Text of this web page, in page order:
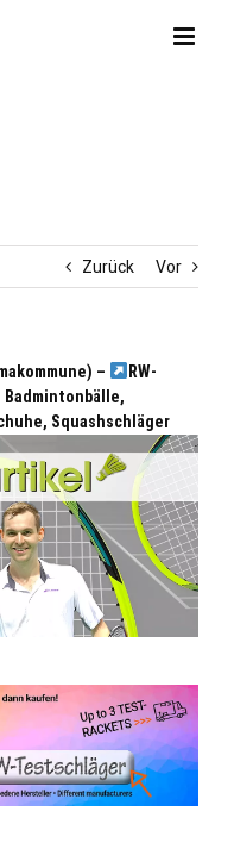
Zurück Vor
–
RW-
Badmintonbälle,
Squashschläger